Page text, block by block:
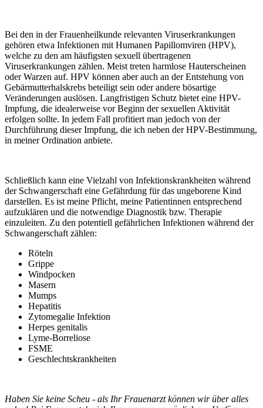
Bei den in der Frauenheilkunde relevanten Viruserkrankungen
gehören etwa Infektionen mit Humanen Papillomviren (HPV),
welche zu den am häufigsten sexuell übertragenen
Viruserkrankungen zählen. Meist treten harmlose Hauterscheinen
oder Warzen auf. HPV können aber auch an der Entstehung von
Gebärmutterhalskrebs beteiligt sein oder andere bösartige
Veränderungen auslösen. Langfristigen Schutz bietet eine HPV-
Impfung, die idealerweise vor Beginn der sexuellen Aktivität
erfolgen sollte. In jedem Fall profitiert man jedoch von der
Durchführung dieser Impfung, die ich neben der HPV-Bestimmung,
in meiner Ordination anbiete.
Schließlich kann eine Vielzahl von Infektionskrankheiten während
der Schwangerschaft eine Gefährdung für das ungeborene Kind
darstellen. Es ist meine Pflicht, meine Patientinnen entsprechend
aufzuklären und die notwendige Diagnostik bzw. Therapie
einzuleiten. Zu den potentiell gefährlichen Infektionen während der
Schwangerschaft zählen:
Röteln
Grippe
Windpocken
Masern
Mumps
Hepatitis
Zytomegalie Infektion
Herpes genitalis
Lyme-Borreliose
FSME
Geschlechtskrankheiten
Haben Sie keine Scheu - als Ihr Frauenarzt können wir über alles